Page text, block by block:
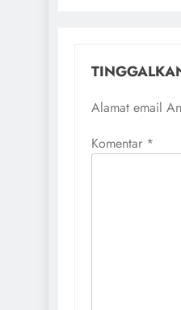
Alamat email
Komentar *